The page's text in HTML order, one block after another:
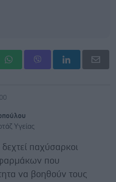
Υγείας
παχύσαρκοι
φαρμάκων που
να βοηθούν τους